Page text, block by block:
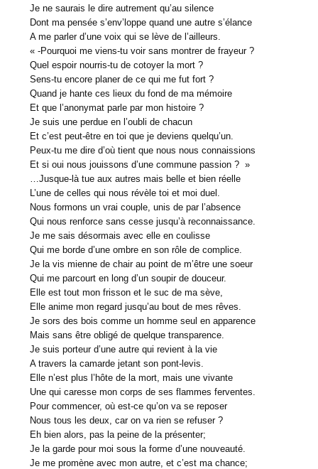
Je ne saurais le dire autrement qu’au silence
Dont ma pensée s’env’loppe quand une autre s’élance
A me parler d’une voix qui se lève de l’ailleurs.
« -Pourquoi me viens-tu voir sans montrer de frayeur ?
Quel espoir nourris-tu de cotoyer la mort ?
Sens-tu encore planer de ce qui me fut fort ?
Quand je hante ces lieux du fond de ma mémoire
Et que l’anonymat parle par mon histoire ?
Je suis une perdue en l’oubli de chacun
Et c’est peut-être en toi que je deviens quelqu’un.
Peux-tu me dire d’où tient que nous nous connaissions
Et si oui nous jouissons d’une commune passion ? »
…Jusque-là tue aux autres mais belle et bien réelle
L’une de celles qui nous révèle toi et moi duel.
Nous formons un vrai couple, unis de par l’absence
Qui nous renforce sans cesse jusqu’à reconnaissance.
Je me sais désormais avec elle en coulisse
Qui me borde d’une ombre en son rôle de complice.
Je la vis mienne de chair au point de m’être une soeur
Qui me parcourt en long d’un soupir de douceur.
Elle est tout mon frisson et le suc de ma sève,
Elle anime mon regard jusqu’au bout de mes rêves.
Je sors des bois comme un homme seul en apparence
Mais sans être obligé de quelque transparence.
Je suis porteur d’une autre qui revient à la vie
A travers la camarde jetant son pont-levis.
Elle n’est plus l’hôte de la mort, mais une vivante
Une qui caresse mon corps de ses flammes ferventes.
Pour commencer, où est-ce qu’on va se reposer
Nous tous les deux, car on va rien se refuser ?
Eh bien alors, pas la peine de la présenter;
Je la garde pour moi sous la forme d’une nouveauté.
Je me promène avec mon autre, et c’est ma chance;